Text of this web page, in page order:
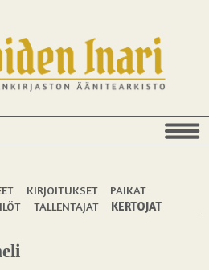
KIRJOITUKSET
PAIKAT
TALLENTAJAT KERTOJAT